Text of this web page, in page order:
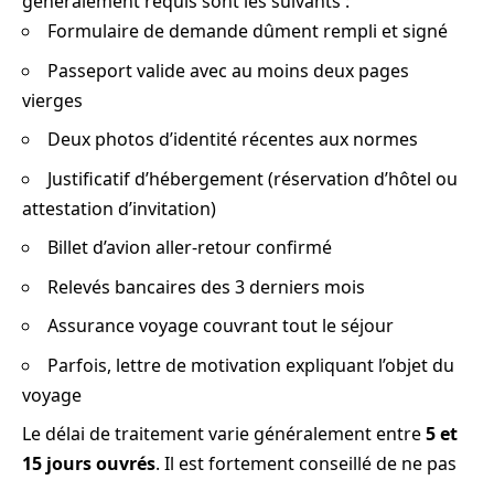
Formulaire de demande dûment rempli et signé
Passeport valide avec au moins deux pages
vierges
Deux photos d’identité récentes aux normes
Justificatif d’hébergement (réservation d’hôtel ou
attestation d’invitation)
Billet d’avion aller-retour confirmé
Relevés bancaires des 3 derniers mois
Assurance voyage couvrant tout le séjour
Parfois, lettre de motivation expliquant l’objet du
voyage
Le délai de traitement varie généralement entre5 et
15 jours ouvrés. Il est fortement conseillé de ne pas